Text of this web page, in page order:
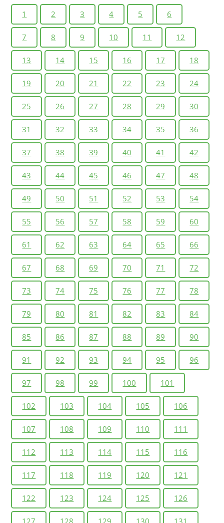
1 2 3 4 5 6
7 8 9 10 11 12
13 14 15 16 17 18
19 20 21 22 23 24
25 26 27 28 29 30
31 32 33 34 35 36
37 38 39 40 41 42
43 44 45 46 47 48
49 50 51 52 53 54
55 56 57 58 59 60
61 62 63 64 65 66
67 68 69 70 71 72
73 74 75 76 77 78
79 80 81 82 83 84
85 86 87 88 89 90
91 92 93 94 95 96
97 98 99 100 101
102 103 104 105 106
107 108 109 110 111
112 113 114 115 116
117 118 119 120 121
122 123 124 125 126